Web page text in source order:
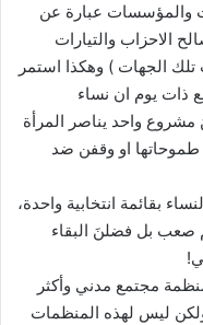
والمؤسسات عبارة عن
الاحزاب والتيارات
تلك الجهات ) وهكذا استمر
فلم نسمع ذات يوم ان نساء
مشروع واحد يناصر المرأة
طموحاتها او وقفن ضد
بقائمة انتخابية واحدة،
صعب بل فضلنَ البقاء
حوالي اكثر من27 ألف منظمة مجتمع مدني وأكثر
ليس لهذه المنظمات